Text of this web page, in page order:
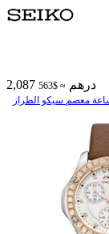
2,087 درهم ≈ $563